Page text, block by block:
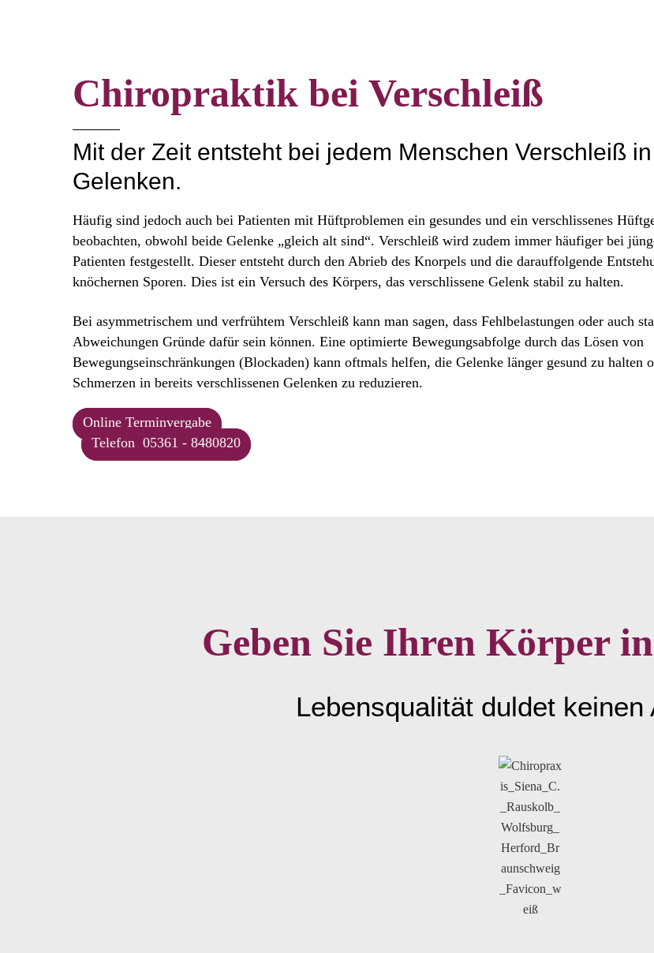
Chiropraktik bei Verschleiß
Mit der Zeit entsteht bei jedem Menschen Verschleiß
Gelenken.
Häufig sind jedoch auch bei Patienten mit Hüftproblemen ein gesundes und ein verschlissenes
beobachten, obwohl beide Gelenke „gleich alt sind“. Verschleiß wird zudem immer häufiger bei
Patienten festgestellt. Dieser entsteht durch den Abrieb des Knorpels und die darauffolgende
knöchernen Sporen. Dies ist ein Versuch des Körpers, das verschlissene Gelenk stabil zu halten.
Bei asymmetrischem und verfrühtem Verschleiß kann man sagen, dass Fehlbelastungen oder auch
Abweichungen Gründe dafür sein können. Eine optimierte Bewegungsabfolge durch das Lösen von
Bewegungseinschränkungen (Blockaden) kann oftmals helfen, die Gelenke länger gesund zu halten
Schmerzen in bereits verschlissenen Gelenken zu reduzieren.
Online Terminvergabe
Telefon 05361 - 8480820
Geben Sie Ihren Körper
Lebensqualität duldet keinen